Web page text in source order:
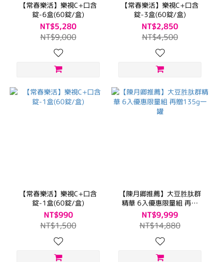
【常春樂活】樂視C+口含
錠-6盒(60錠/盒)
NT$5,280
NT$9,000
【常春樂活】樂視C+口含
錠-3盒(60錠/盒)
NT$2,850
NT$4,500
【常春樂活】樂視C+口含
錠-1盒(60錠/盒)
NT$990
NT$1,500
【陳月卿推薦】大豆胜肽群
精華 6入優惠限量組 再贈
135g一罐
NT$9,999
NT$14,880